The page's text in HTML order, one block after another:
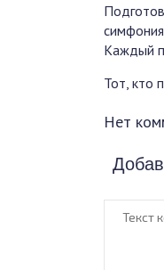
симфония
Каждый
Тот, кто
Нет